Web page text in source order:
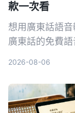
款一次看
想用廣東話語
廣東話的免費
2026-08-06